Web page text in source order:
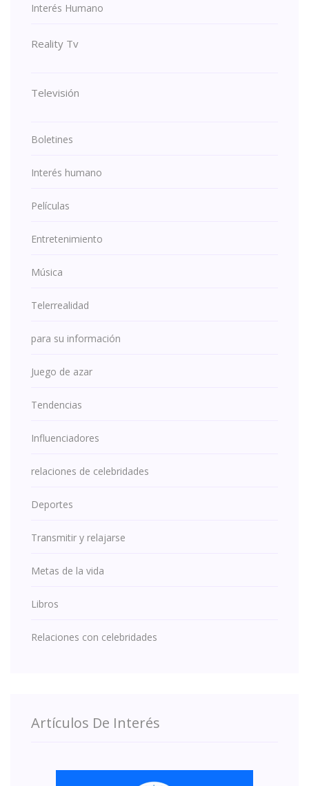
Interés Humano
Reality Tv
Televisión
Boletines
Interés humano
Películas
Entretenimiento
Música
Telerrealidad
para su información
Juego de azar
Tendencias
Influenciadores
relaciones de celebridades
Deportes
Transmitir y relajarse
Metas de la vida
Libros
Relaciones con celebridades
Artículos De Interés